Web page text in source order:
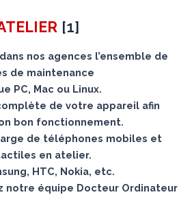
[1]
nos agences l’ensemble de
de maintenance
PC, Mac ou Linux.
de votre appareil afin
bon fonctionnement.
de téléphones mobiles et
en atelier.
HTC, Nokia, etc.
notre équipe Docteur Ordinateur